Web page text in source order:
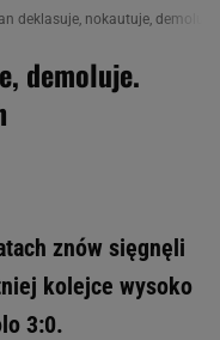
deklasuje, nokautuje,
demoluje.
znów sięgnęli
kolejce wysoko
3:0.